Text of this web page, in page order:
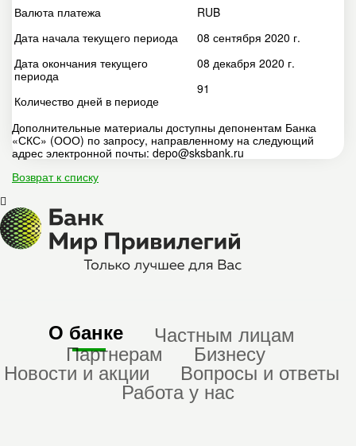
Валюта платежа
Дата начала текущего периода
Дата окончания текущего
периода
Количество дней в периоде
RUB
08 сентября 2020 г.
08 декабря 2020 г.
91
Дополнительные материалы доступны депонентам Банка
«СКС» (ООО) по запросу, направленному на следующий
адрес электронной почты: depo@sksbank.ru
Возврат к списку
О банке Частным лицам
Партнерам Бизнесу
Новости и акции Вопросы и ответы
Работа у нас